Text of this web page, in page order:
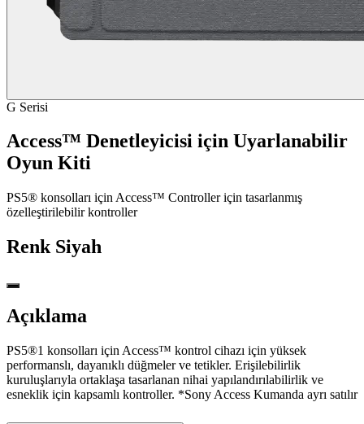
G Serisi
Access™ Denetleyicisi için Uyarlanabilir
Oyun Kiti
PS5® konsolları için Access™ Controller için tasarlanmış
özelleştirilebilir kontroller
Renk Siyah
Açıklama
PS5®1 konsolları için Access™ kontrol cihazı için yüksek
performanslı, dayanıklı düğmeler ve tetikler. Erişilebilirlik
kuruluşlarıyla ortaklaşa tasarlanan nihai yapılandırılabilirlik ve
esneklik için kapsamlı kontroller. *Sony Access Kumanda ayrı satılır